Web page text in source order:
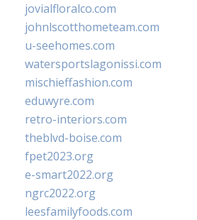
jovialfloralco.com
johnlscotthometeam.com
u-seehomes.com
watersportslagonissi.com
mischieffashion.com
eduwyre.com
retro-interiors.com
theblvd-boise.com
fpet2023.org
e-smart2022.org
ngrc2022.org
leesfamilyfoods.com